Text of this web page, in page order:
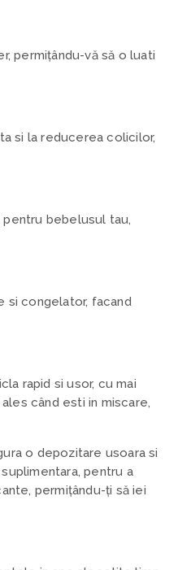
permițându-vă să o luati
si la reducerea colicilor,
pentru bebelusul tau,
si congelator, facand
rapid si usor, cu mai
când esti in miscare,
o depozitare usoara si
pentru a
permițându-ți să iei